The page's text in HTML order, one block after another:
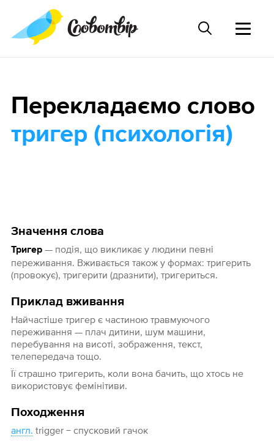
Значення слова
Тригер— подія, що викликає у людини певні
переживання. Вживається також у формах: тригерить
(провокує), тригерити (дразнити), тригериться.
Приклад вживання
Найчастіше тригер є частиною травмуючого
переживання — плач дитини, шум машини,
перебування на висоті, зображення, текст,
телепередача тощо.
Її страшно тригерить, коли вона бачить, що хтось не
використовує фемінітиви.
Походження
англ. trigger − спусковий гачок
Перекладаємо слово
тригер (психологія)